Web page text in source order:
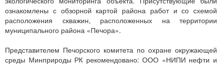
ознакомлены с обзорной картой района работ и со схемой
расположения скважин, расположенных на территории
муниципального района «Печора».
Представителем Печорского комитета по охране окружающей
среды Минприроды РК рекомендовано: ООО «НИПИ нефти и